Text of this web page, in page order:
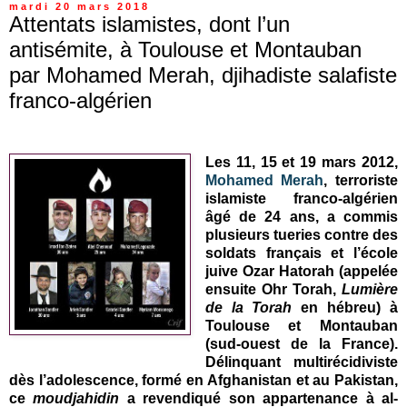
mardi 20 mars 2018
Attentats islamistes, dont l’un
antisémite, à Toulouse et Montauban
par Mohamed Merah, djihadiste salafiste
franco-algérien
Les 11, 15 et 19 mars 2012,
Mohamed Merah, terroriste
islamiste franco-algérien
âgé de 24 ans, a commis
plusieurs tueries contre des
soldats français et l’école
juive Ozar Hatorah (appelée
ensuite Ohr Torah, Lumière
de la Torah en hébreu) à
Toulouse et Montauban
(sud-ouest de la France).
Délinquant multirécidiviste
dès l’adolescence, formé en Afghanistan et au Pakistan,
cemoudjahidin a revendiqué son appartenance à al-